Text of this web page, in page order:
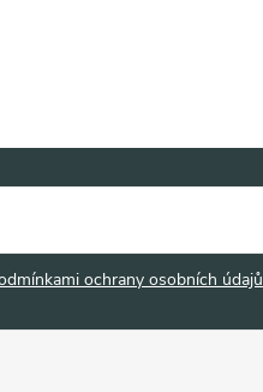
ochrany osobních údajů